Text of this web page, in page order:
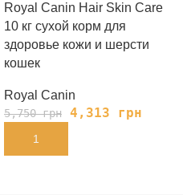
Royal Canin Hair Skin Care
10 кг сухой корм для
здоровье кожи и шерсти
кошек
Royal Canin
5,750грн 4,313 грн
В КОРЗИНУ